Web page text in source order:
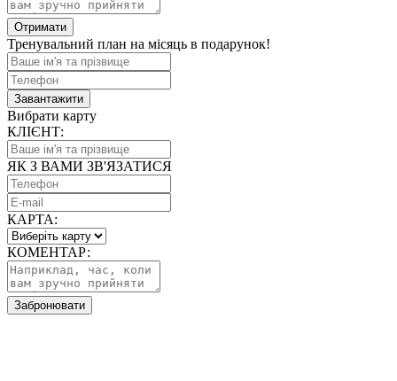
Отримати
Тренувальний план на місяць в подарунок!
Завантажити
Вибрати карту
КЛІЄНТ:
ЯК З ВАМИ ЗВ'ЯЗАТИСЯ
КАРТА:
КОМЕНТАР:
Забронювати